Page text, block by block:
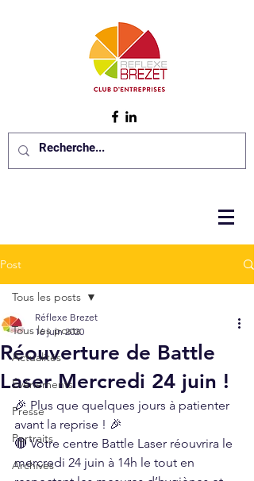
Post
Tous les posts
Actualités
Événements
Presse
Portraits
Archives
Tous les posts
Réouverture de Battle
Laser Mercredi 24 juin !
Réflexe Brezet
16 juin 2020
🎉 Plus que quelques jours à patienter
avant la reprise ! 🎉
🔴 Votre centre Battle Laser réouvrira le
mercredi 24 juin à 14h le tout en